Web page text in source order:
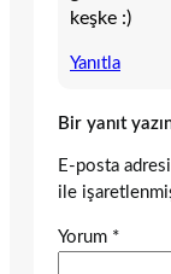
keşke :)
Yanıtla
Bir yanıt
E-posta
ile
Yorum *